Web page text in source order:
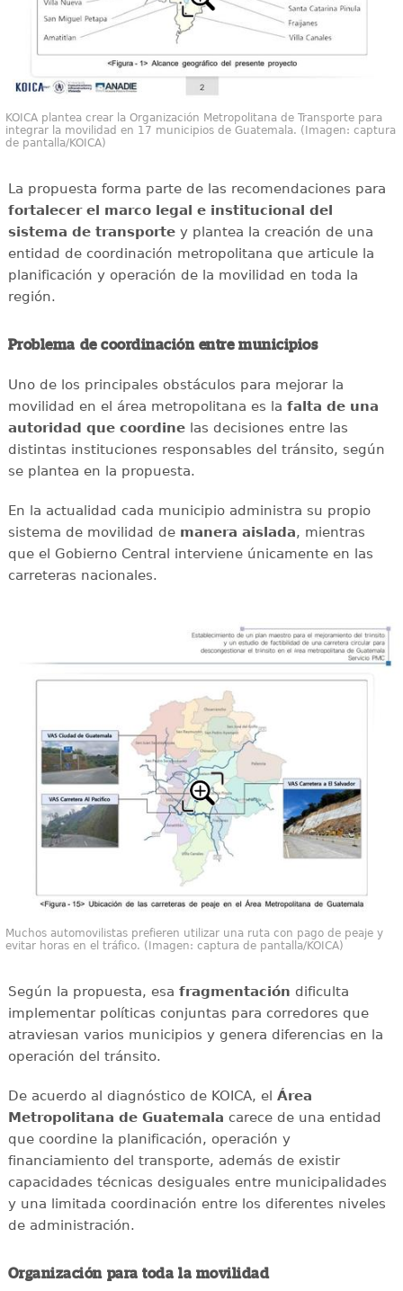
KOICA plantea crear la Organización Metropolitana de Transporte para
integrar la movilidad en 17 municipios de Guatemala. (Imagen: captura
de pantalla/KOICA)
La propuesta forma parte de las recomendaciones para
fortalecer el marco legal e institucional del
sistema de transportey plantea la creación de una
entidad de coordinación metropolitana que articule la
planificación y operación de la movilidad en toda la
región.
Problema de coordinación entre municipios
Uno de los principales obstáculos para mejorar la
movilidad en el área metropolitana es la falta de una
autoridad que coordinelas decisiones entre las
distintas instituciones responsables del tránsito, según
se plantea en la propuesta.
En la actualidad cada municipio administra su propio
sistema de movilidad demanera aislada, mientras
que el Gobierno Central interviene únicamente en las
carreteras nacionales.
Muchos automovilistas prefieren utilizar una ruta con pago de peaje y
evitar horas en el tráfico. (Imagen: captura de pantalla/KOICA)
Según la propuesta, esa fragmentación dificulta
implementar políticas conjuntas para corredores que
atraviesan varios municipios y genera diferencias en la
operación del tránsito.
De acuerdo al diagnóstico de KOICA, el Área
Metropolitana de Guatemala carece de una entidad
que coordine la planificación, operación y
financiamiento del transporte, además de existir
capacidades técnicas desiguales entre municipalidades
y una limitada coordinación entre los diferentes niveles
de administración.
Organización para toda la movilidad